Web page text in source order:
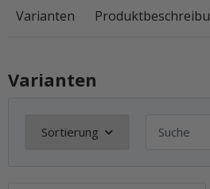
Varianten
Varianten
Sortierung